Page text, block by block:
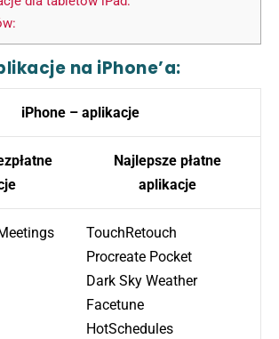
na iPhone’a:
iPhone – aplikacje
Najlepsze płatne
aplikacje
TouchRetouch
Procreate Pocket
Dark Sky Weather
Facetune
HotSchedules